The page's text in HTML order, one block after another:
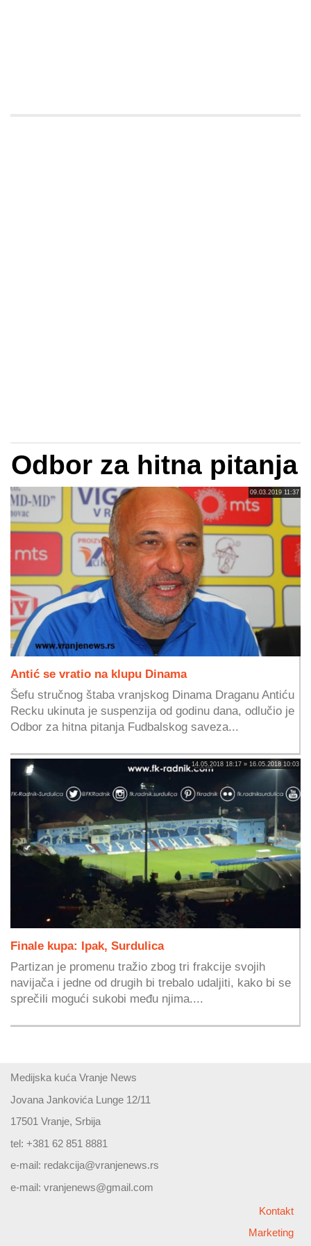
Odbor za hitna pitanja
09.03.2019 11:37
Antić se vratio na klupu Dinama
Šefu stručnog štaba vranjskog Dinama Draganu Antiću
Recku ukinuta je suspenzija od godinu dana, odlučio je
Odbor za hitna pitanja Fudbalskog saveza...
14.05.2018 18:17 » 16.05.2018 10:03
Finale kupa: Ipak, Surdulica
Partizan je promenu tražio zbog tri frakcije svojih
navijača i jedne od drugih bi trebalo udaljiti, kako bi se
sprečili mogući sukobi među njima....
Medijska kuća Vranje News
Jovana Jankovića Lunge 12/11
17501 Vranje, Srbija
tel: +381 62 851 8881
e-mail: redakcija@vranjenews.rs
e-mail: vranjenews@gmail.com
Kontakt
Marketing